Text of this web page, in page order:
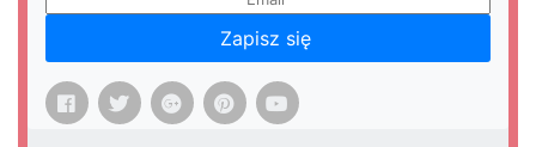
Zapisz się